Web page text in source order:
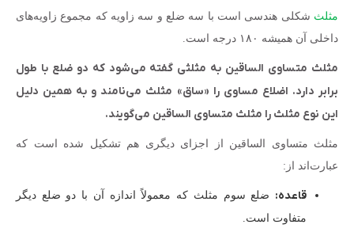
مثلث شکلی هندسی است با سه ضلع و سه زاویه که مجموع زاویه‌های
داخلی آن همیشه ۱۸۰ درجه است.
مثلث متساوی الساقین به مثلثی گفته می‌شود که دو ضلع با طول
برابر دارد. اضلاع مساوی را «ساق» مثلث می‌نامند و به همین دلیل
این نوع مثلث را مثلث متساوی الساقین می‌گویند.
مثلث متساوی الساقین از اجزای دیگری هم تشکیل شده است که
عبارت‌اند از:
قاعده: ضلع سوم مثلث که معمولاً اندازه آن با دو ضلع دیگر
متفاوت است.